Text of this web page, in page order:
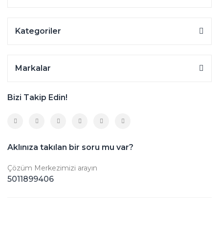
Kategoriler
Markalar
Bizi Takip Edin!
Aklınıza takılan bir soru mu var?
Çözüm Merkezimizi arayın
5011899406